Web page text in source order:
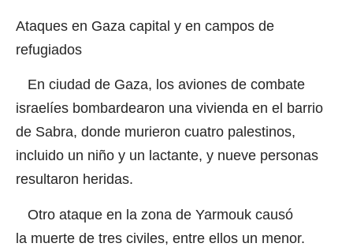
Ataques en Gaza capital y en campos de
refugiados
En ciudad de Gaza, los aviones de combate
israelíes bombardearon una vivienda en el barrio
de Sabra, donde murieron cuatro palestinos,
incluido un niño y un lactante, y nueve personas
resultaron heridas.
Otro ataque en la zona de Yarmouk causó
la muerte de tres civiles, entre ellos un menor.